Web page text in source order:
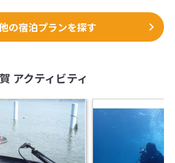
の宿泊プランを探す
アクティビティ